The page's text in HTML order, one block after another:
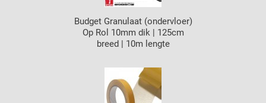
Budget Granulaat (ondervloer)
Op Rol 10mm dik | 125cm
breed | 10m lengte